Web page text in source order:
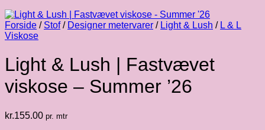
Forside / Stof / Designer metervarer / Light & Lush / L & L
Viskose
Light & Lush | Fastvævet
viskose – Summer ’26
kr.155.00 pr. mtr